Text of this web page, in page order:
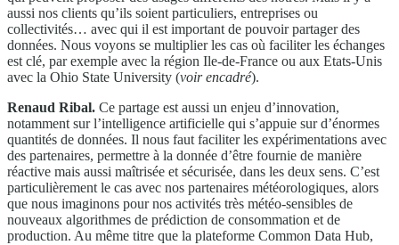
aussi nos clients qu’ils soient particuliers, entreprises ou
collectivités… avec qui il est important de pouvoir partager des
données. Nous voyons se multiplier les cas où faciliter les échanges
est clé, par exemple avec la région Ile-de-France ou aux Etats-Unis
avec la Ohio State University (voir encadré).
Renaud Ribal. Ce partage est aussi un enjeu d’innovation,
notamment sur l’intelligence artificielle qui s’appuie sur d’énormes
quantités de données. Il nous faut faciliter les expérimentations avec
des partenaires, permettre à la donnée d’être fournie de manière
réactive mais aussi maîtrisée et sécurisée, dans les deux sens. C’est
particulièrement le cas avec nos partenaires météorologiques, alors
que nous imaginons pour nos activités très météo-sensibles de
nouveaux algorithmes de prédiction de consommation et de
production. Au même titre que la plateforme Common Data Hub,